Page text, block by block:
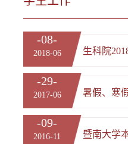
-08-
2018-06 生科院
-29-
2017-06 暑假、寒
-09-
2016-11 暨南大学